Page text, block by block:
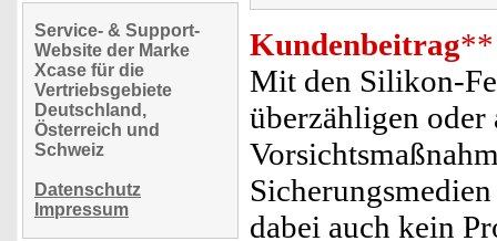
Service- & Support-
Website der Marke
Xcase für die
Vertriebsgebiete
Deutschland,
Österreich und
Schweiz
Datenschutz
Impressum
Kundenbeitrag**
Mit den Silikon-
überzähligen oder
dabei auch kein